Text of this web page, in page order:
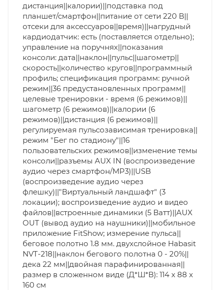
дистанция||калории)||подставка под
планшет/смартфон||питание от сети 220 В||
отсеки для аксессуаров||время)||нагрудный
кардиодатчик: есть (поставляется отдельно);
управление на поручнях||показания
консоли: дата||наклон||пульс||шагометр||
скорость||количество кругов||программный
профиль; спецификация программ: ручной
режим||36 предустановленных программ||
целевые тренировки - время (6 режимов)||
шагометр (6 режимов)||калории (6
режимов)||дистанция (6 режимов)||
регулируемая пульсозависимая тренировка||
режим "Бег по стадиону"||16
пользовательских режимов||изменение темы
консоли||разъемы AUX IN (воспроизведение
аудио через смартфон/MP3)||USB
(воспроизведение аудио через
флешку)||"Виртуальный ландшафт" (3
локации); воспроизведение аудио и видео
файлов||встроенные динамики (5 Ватт)||AUX
OUT (вывод аудио на наушники)||мобильное
приложение FitShow; измерение пульса||
беговое полотно 1.8 мм. двухслойное Habasit
NVT-218||наклон бегового полотна 0 - 20%||
дека 22 мм||двойная парафинированная||
размер в сложенном виде (Д*Ш*В): 114 х 88 х
160 см